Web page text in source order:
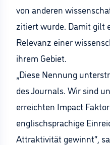
von anderen
zitiert wurde. Damit gilt
Relevanz einer
ihrem Gebiet.
„Diese Nennung
des Journals. Wir sind
erreichten Impact
englischsprachige
Attraktivität gewinnt“,